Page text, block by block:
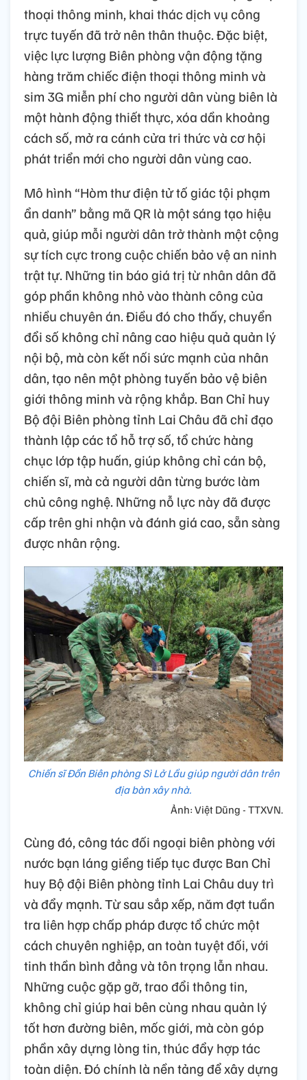
thoại thông minh, khai thác dịch vụ công
trực tuyến đã trở nên thân thuộc. Đặc biệt,
việc lực lượng Biên phòng vận động tặng
hàng trăm chiếc điện thoại thông minh và
sim 3G miễn phí cho người dân vùng biên là
một hành động thiết thực, xóa dần khoảng
cách số, mở ra cánh cửa tri thức và cơ hội
phát triển mới cho người dân vùng cao.
Mô hình “Hòm thư điện tử tố giác tội phạm
ẩn danh” bằng mã QR là một sáng tạo hiệu
quả, giúp mỗi người dân trở thành một cộng
sự tích cực trong cuộc chiến bảo vệ an ninh
trật tự. Những tin báo giá trị từ nhân dân đã
góp phần không nhỏ vào thành công của
nhiều chuyên án. Điều đó cho thấy, chuyển
đổi số không chỉ nâng cao hiệu quả quản lý
nội bộ, mà còn kết nối sức mạnh của nhân
dân, tạo nên một phòng tuyến bảo vệ biên
giới thông minh và rộng khắp. Ban Chỉ huy
Bộ đội Biên phòng tỉnh Lai Châu đã chỉ đạo
thành lập các tổ hỗ trợ số, tổ chức hàng
chục lớp tập huấn, giúp không chỉ cán bộ,
chiến sĩ, mà cả người dân từng bước làm
chủ công nghệ. Những nỗ lực này đã được
cấp trên ghi nhận và đánh giá cao, sẵn sàng
được nhân rộng.
Chiến sĩ Đồn Biên phòng Sì Lở Lầu giúp người dân trên
địa bàn xây nhà.
Ảnh: Việt Dũng - TTXVN.
Cùng đó, công tác đối ngoại biên phòng với
nước bạn láng giềng tiếp tục được Ban Chỉ
huy Bộ đội Biên phòng tỉnh Lai Châu duy trì
và đẩy mạnh. Từ sau sắp xếp, năm đợt tuần
tra liên hợp chấp pháp được tổ chức một
cách chuyên nghiệp, an toàn tuyệt đối, với
tinh thần bình đẳng và tôn trọng lẫn nhau.
Những cuộc gặp gỡ, trao đổi thông tin,
không chỉ giúp hai bên cùng nhau quản lý
tốt hơn đường biên, mốc giới, mà còn góp
phần xây dựng lòng tin, thúc đẩy hợp tác
toàn diện. Đó chính là nền tảng để xây dựng